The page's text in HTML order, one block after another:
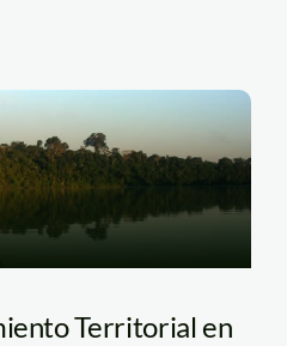
Territorial en